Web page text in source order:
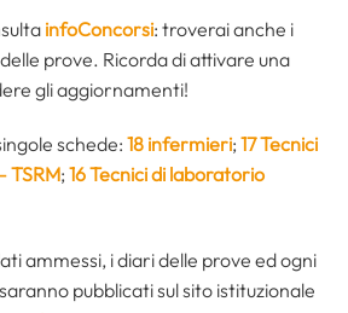
infoConcorsi: troverai anche i
prove. Ricorda di attivare una
gli aggiornamenti!
schede: 18 infermieri; 17 Tecnici
TSRM; 16 Tecnici di laboratorio
ammessi, i diari delle prove ed ogni
pubblicati sul sito istituzionale